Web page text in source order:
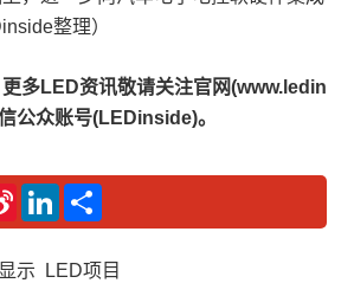
整理）
多LED资讯敬请关注官网(www.ledin
公众账号(LEDinside)。
S
n
W
L
n
e
示 LED项目